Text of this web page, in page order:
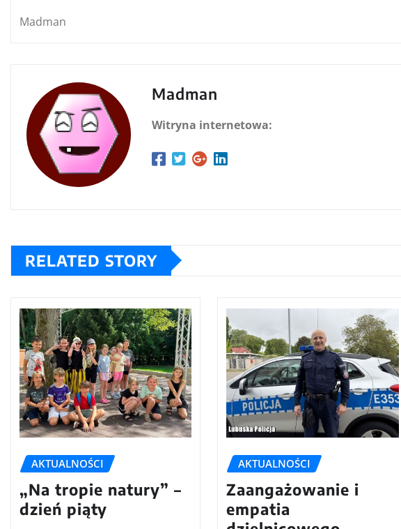
Madman
Madman
Witryna internetowa:
RELATED STORY
AKTUALNOŚCI
„Na tropie natury” –
dzień piąty
AKTUALNOŚCI
Zaangażowanie i
empatia